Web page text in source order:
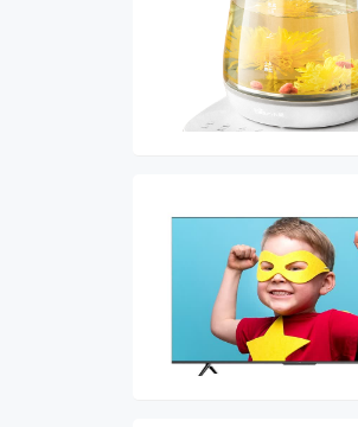
制冷方式：风冷
总容积：500-
放置方式：嵌入式
深度：65.1-70cm
容声BCD-
1、容声BCD-
荐购买冰箱不错，还